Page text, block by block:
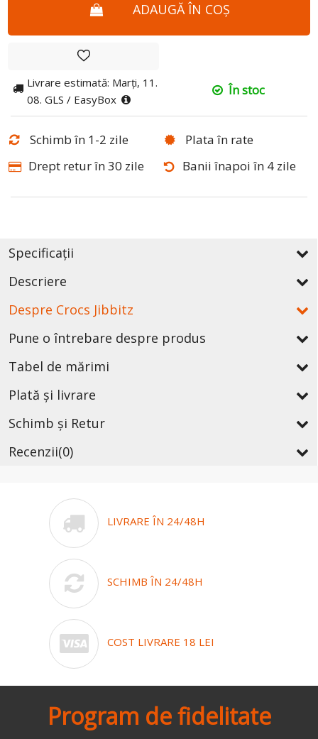
ADAUGĂ ÎN COȘ
Livrare estimată: Marți, 11.
08. GLS / EasyBox
În stoc
Schimb în 1-2 zile
Plata în rate
Drept retur în 30 zile
Banii înapoi în 4 zile
Specificații
Descriere
Despre Crocs Jibbitz
Pune o întrebare despre produs
Tabel de mărimi
Plată și livrare
Schimb și Retur
Recenzii(0)
LIVRARE ÎN 24/48H
SCHIMB ÎN 24/48H
COST LIVRARE 18 LEI
Program de fidelitate